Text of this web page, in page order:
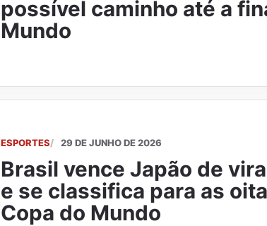
possível caminho até a
Mundo
ESPORTES 29 DE JUNHO DE 2026
Brasil vence Japão de
e se classifica para as
Copa do Mundo